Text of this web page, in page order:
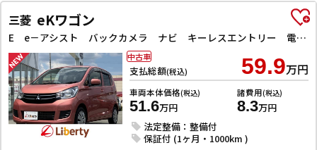
三菱 eKワゴン
E e－アシスト バックカメラ ナビ キーレスエントリー 電動格納ミラー シートヒーター ベンチシート CVT ABS ESC 衝突安全ボディ エアコン パワーステアリング パワーウィンドウ
支払総額(税込) 59.9万円
車両本体価格(税込)
51.6万円
諸費用(税込)
8.3万円
法定整備：整備付
保証付 (1ヶ月・1000km )
中古車